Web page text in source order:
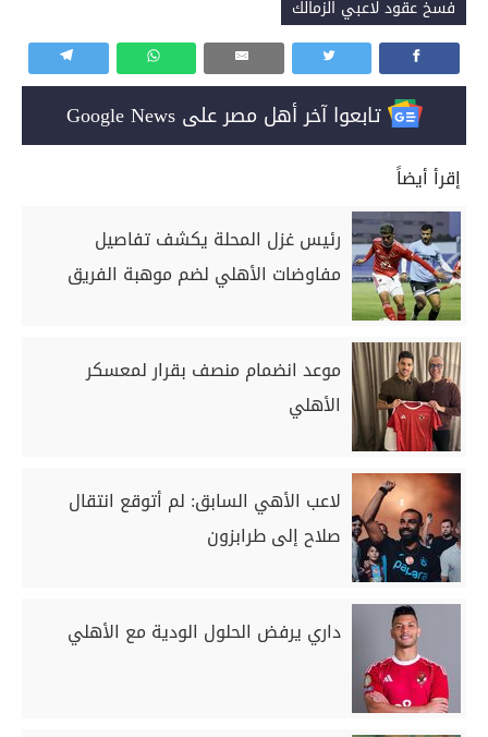
فسخ عقود لاعبي الزمالك
تابعوا آخر أهل مصر على Google News
إقرأ أيضاً
رئيس غزل المحلة يكشف تفاصيل
مفاوضات الأهلي لضم موهبة الفريق
موعد انضمام منصف بقرار لمعسكر
الأهلي
لاعب الأهي السابق: لم أتوقع انتقال
صلاح إلى طرابزون
داري يرفض الحلول الودية مع الأهلي